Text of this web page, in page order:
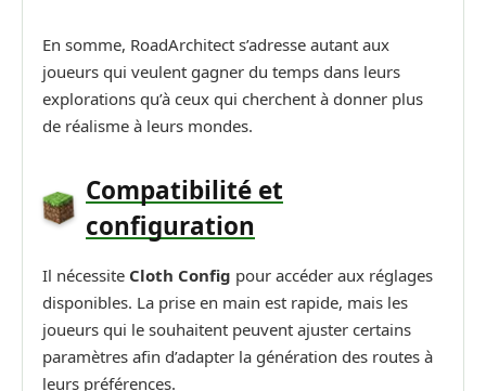
En somme, RoadArchitect s’adresse autant aux
joueurs qui veulent gagner du temps dans leurs
explorations qu’à ceux qui cherchent à donner plus
de réalisme à leurs mondes.
Compatibilité et
configuration
Il nécessite Cloth Config pour accéder aux réglages
disponibles. La prise en main est rapide, mais les
joueurs qui le souhaitent peuvent ajuster certains
paramètres afin d’adapter la génération des routes à
leurs préférences.